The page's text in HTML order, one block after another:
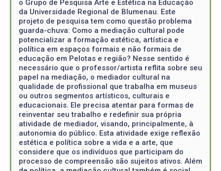
o Grupo de Pesquisa Arte e Estética na Educação
da Universidade Regional de Blumenau. Este
projeto de pesquisa tem como questão problema
guarda-chuva: Como a mediação cultural pode
potencializar a formação estética, artística e
política em espaços formais e não formais de
educação em Pelotas e região? Nesse sentido é
necessário que o professor/artista reflita sobre seu
papel na mediação, o mediador cultural na
qualidade de profissional que trabalha em museus
ou outros segmentos artísticos, culturais e
educacionais. Ele precisa atentar para formas de
reinventar seu trabalho e redefinir sua própria
atividade de mediador, visando, principalmente, à
autonomia do público. Esta atividade exige reflexão
estética e política sobre a vida e a arte, que
considere que os indivíduos que participam do
processo de compreensão são sujeitos ativos. Além